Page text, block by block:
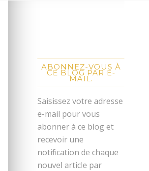
ABONNEZ-VOUS À
CE BLOG PAR E-
MAIL.
Saisissez votre adresse
e-mail pour vous
abonner à ce blog et
recevoir une
notification de chaque
nouvel article par